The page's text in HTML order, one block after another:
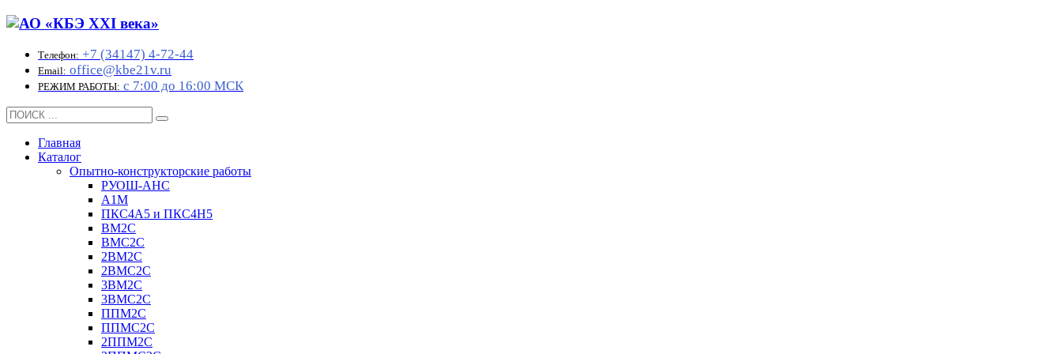
Телефон: +7 (34147) 4-72-44
Email: office@kbe21v.ru
РЕЖИМ РАБОТЫ: с 7:00 до 16:00 МСК
Главная
Каталог
Опытно-конструкторские работы
РУОШ-АНС
А1М
ПКС4А5 и ПКС4Н5
ВМ2С
ВМС2С
2ВМ2С
2ВМС2С
3ВМ2С
3ВМС2С
ППМ2С
ППМС2С
2ППМ2С